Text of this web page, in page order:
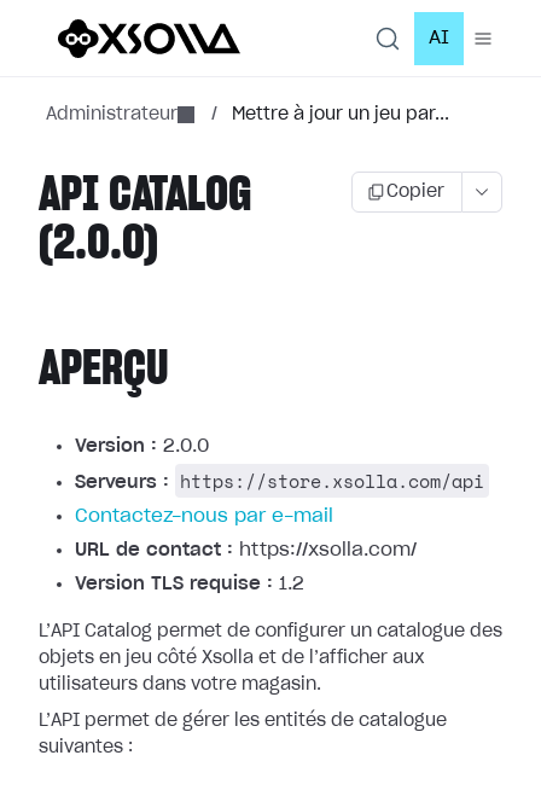
AI
Administrateur / Mettre à jour un jeu par...
API CATALOG
(2.0.0)
Copier
APERÇU
Version : 2.0.0
Serveurs :
https://store.xsolla.com/api
Contactez-nous par e-mail
URL de contact : https://xsolla.com/
Version TLS requise : 1.2
L’API Catalog permet de configurer un catalogue des
objets en jeu côté Xsolla et de l’afficher aux
utilisateurs dans votre magasin.
L’API permet de gérer les entités de catalogue
suivantes :